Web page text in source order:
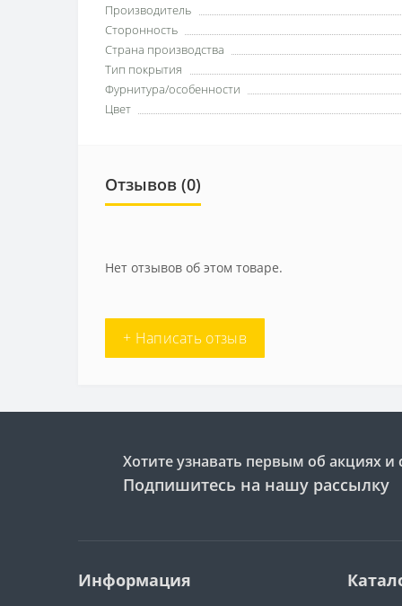
Производитель
Сторонность
Страна производства
Тип покрытия
Фурнитура/особенности
Цвет
Отзывов (0)
Нет отзывов об этом товаре.
+ Написать отзыв
Хотите узнавать первым об акциях и
Подпишитесь на нашу рассылку
Информация